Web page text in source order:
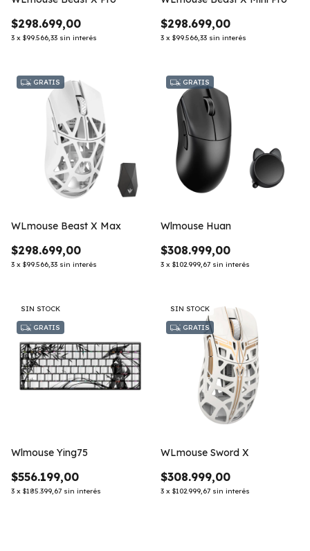
$298.699,00
3 x $99.566,33 sin interés
$298.699,00
3 x $99.566,33 sin interés
GRATIS
WLmouse Beast X Max
$298.699,00
3 x $99.566,33 sin interés
GRATIS
Wlmouse Huan
$308.999,00
3 x $102.999,67 sin interés
SIN STOCK
GRATIS
Wlmouse Ying75
$556.199,00
3 x $185.399,67 sin interés
SIN STOCK
GRATIS
WLmouse Sword X
$308.999,00
3 x $102.999,67 sin interés